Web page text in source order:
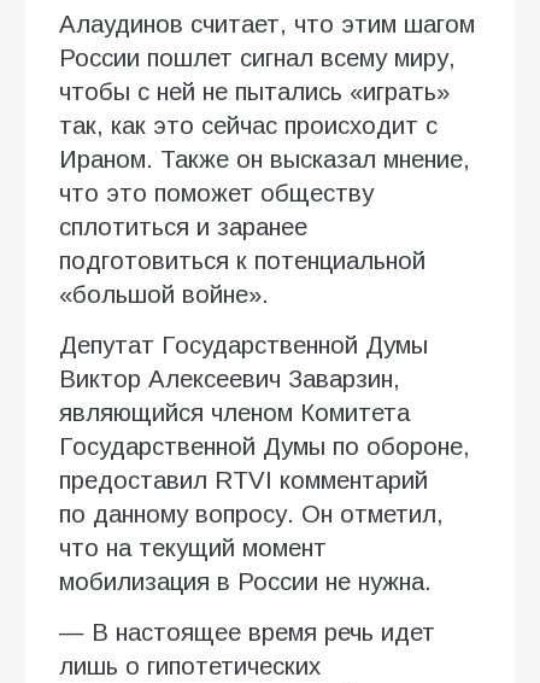
Алаудинов считает, что этим шагом
России пошлет сигнал всему миру,
чтобы с ней не пытались «играть»
так, как это сейчас происходит с
Ираном. Также он высказал мнение,
что это поможет обществу
сплотиться и заранее
подготовиться к потенциальной
«большой войне».
Депутат Государственной Думы
Виктор Алексеевич Заварзин,
являющийся членом Комитета
Государственной Думы по обороне,
предоставил RTVI комментарий
по данному вопросу. Он отметил,
что на текущий момент
мобилизация в России не нужна.
— В настоящее время речь идет
лишь о гипотетических